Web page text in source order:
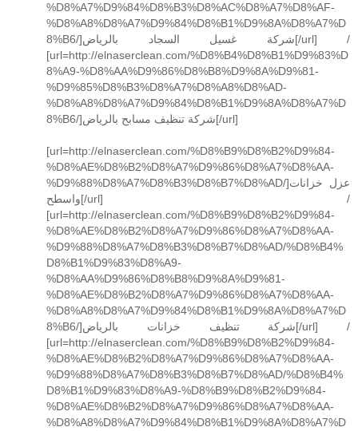
%D8%A7%D9%84%D8%B3%D8%AC%D8%A7%D8%AF-
%D8%A8%D8%A7%D9%84%D8%B1%D9%8A%D8%A7%D
8%B6/]شركة غسيل السجاد بالرياض[/url] /
[url=http://elnaserclean.com/%D8%B4%D8%B1%D9%83%D
8%A9-%D8%AA%D9%86%D8%B8%D9%8A%D9%81-
%D9%85%D8%B3%D8%A7%D8%A8%D8%AD-
%D8%A8%D8%A7%D9%84%D8%B1%D9%8A%D8%A7%D
8%B6/]شركة تنظيف مسابح بالرياض[/url]
[url=http://elnaserclean.com/%D8%B9%D8%B2%D9%84-
%D8%AE%D8%B2%D8%A7%D9%86%D8%A7%D8%AA-
%D9%88%D8%A7%D8%B3%D8%B7%D8%AD/]عزل خزانات
واسطح[/url] /
[url=http://elnaserclean.com/%D8%B9%D8%B2%D9%84-
%D8%AE%D8%B2%D8%A7%D9%86%D8%A7%D8%AA-
%D9%88%D8%A7%D8%B3%D8%B7%D8%AD/%D8%B4%
D8%B1%D9%83%D8%A9-
%D8%AA%D9%86%D8%B8%D9%8A%D9%81-
%D8%AE%D8%B2%D8%A7%D9%86%D8%A7%D8%AA-
%D8%A8%D8%A7%D9%84%D8%B1%D9%8A%D8%A7%D
8%B6/]شركة تنظيف خزانات بالرياض[/url] /
[url=http://elnaserclean.com/%D8%B9%D8%B2%D9%84-
%D8%AE%D8%B2%D8%A7%D9%86%D8%A7%D8%AA-
%D9%88%D8%A7%D8%B3%D8%B7%D8%AD/%D8%B4%
D8%B1%D9%83%D8%A9-%D8%B9%D8%B2%D9%84-
%D8%AE%D8%B2%D8%A7%D9%86%D8%A7%D8%AA-
%D8%A8%D8%A7%D9%84%D8%B1%D9%8A%D8%A7%D